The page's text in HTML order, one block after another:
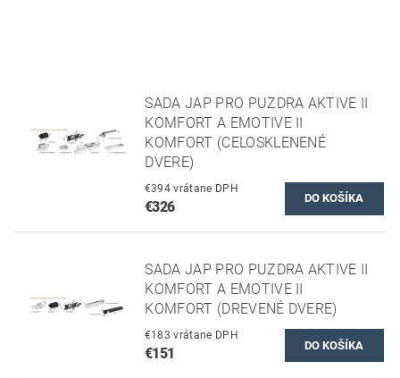
SADA JAP PRO PUZDRA AKTIVE II
KOMFORT A EMOTIVE II
KOMFORT (CELOSKLENENÉ
DVERE)
€394 vrátane DPH
€326
SADA JAP PRO PUZDRA AKTIVE II
KOMFORT A EMOTIVE II
KOMFORT (DREVENÉ DVERE)
€183 vrátane DPH
€151